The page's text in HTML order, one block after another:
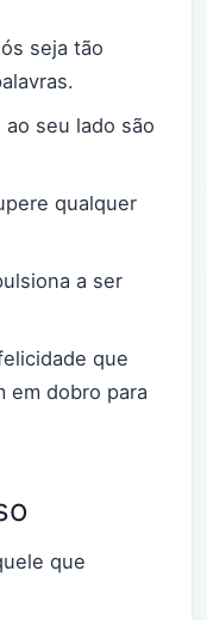
seja tão
seu lado são
qualquer
a ser
que
em dobro para
que